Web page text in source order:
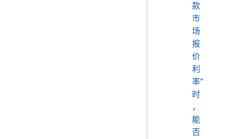
款
市
场
报
价
利
率”
时
，
能
否